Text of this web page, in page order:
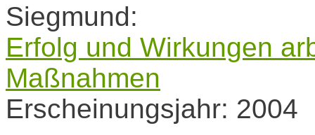
Siegmund:
Erfolg und Wirkungen
Maßnahmen
Erscheinungsjahr: 2004